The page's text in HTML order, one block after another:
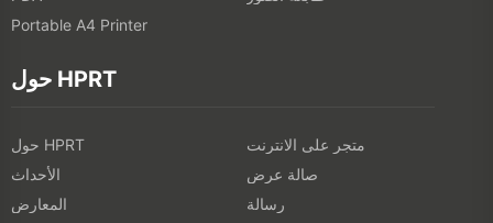
Portable A4 Printer
حول HPRT
حول HPRT
متجر على الانترنت
الأحداث
صالة عرض
المعارض
رسالة